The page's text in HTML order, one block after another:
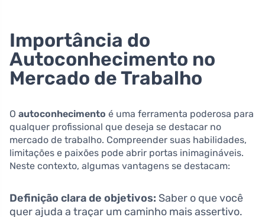
Importância do
Autoconhecimento no
Mercado de Trabalho
O autoconhecimento é uma ferramenta poderosa para
qualquer profissional que deseja se destacar no
mercado de trabalho. Compreender suas habilidades,
limitações e paixões pode abrir portas inimagináveis.
Neste contexto, algumas vantagens se destacam:
Definição clara de objetivos: Saber o que você
quer ajuda a traçar um caminho mais assertivo.